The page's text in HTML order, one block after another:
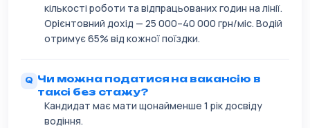
кількості роботи та відпрацьованих годин на лінії.
Орієнтовний дохід — 25 000–40 000 грн/міс. Водій
отримує 65% від кожної поїздки.
Чи можна податися на вакансію в
таксі без стажу?
Кандидат має мати щонайменше 1 рік досвіду
водіння.